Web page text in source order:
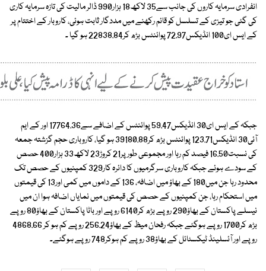
انفرادی سرمایہ کاروں کی جانب سے35 لاکھ18 ہزار990 ڈالر مالیت کی تازہ سرمایہ کاری
کی گئی جو تیزی کے تسلسل کو قائم رکھنے میں مددگار ثابت ہوئی، کاروبار کے اختتام پر
کے ایس ای100 انڈیکس72.97 پوائنٹس بڑھ کر22838.84 ہو گیا ۔
جبکہ کے ایس ای30 انڈیکس59.47 پوائنٹس کے اضافے سے17764.36 اور کے ایم
آئی30 انڈیکس123.71 پوائنٹس بڑھ کر39180.88 ہو گیا، کاروباری حجم گزشتہ جمعہ
کی نسبت16.50 فیصد کم رہا اور مجموعی طور پر21 کروڑ23 لاکھ33 ہزار400 حصص
کے سودے ہوئے جبکہ کاروباری سرگرمیوں کا دائرہ کار329 کمپنیوں کے حصص تک
محدود رہا جن میں180 کے بھاؤ میں اضافہ، 136 کے داموں میں کمی اور13 کی قیمتوں
میں استحکام رہا، جن کمپنیوں کے حصص کی قیمتوں میں نمایاں اضافہ ہوا ان میں
نیسلے پاکستان کے بھاؤ290 روپے بڑھ کر6140 روپے اور باٹا پاکستان کے بھاؤ80 روپے
بڑھ کر1700 روپے ہوگئے جبکہ رفحان میظ کے بھاؤ256.24 روپے کم ہو کر 4868.66
روپے اور آئسلینڈ ٹیکسٹائل کے بھاؤ38 روپے کم ہوکر748 روپے ہوگئے۔